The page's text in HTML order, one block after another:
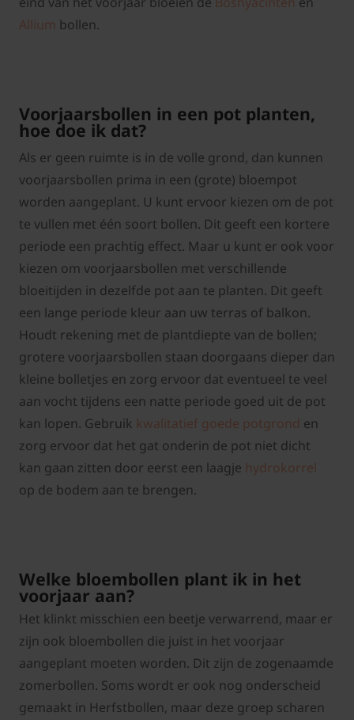
Allium bollen.
Voorjaarsbollen in een pot planten,
hoe doe ik dat?
Als er geen ruimte is in de volle grond, dan kunnen
voorjaarsbollen prima in een (grote) bloempot
worden aangeplant. U kunt ervoor kiezen om de pot
te vullen met één soort bollen. Dit geeft een kortere
periode een prachtig effect. Maar u kunt er ook voor
kiezen om voorjaarsbollen met verschillende
bloeitijden in dezelfde pot aan te planten. Dit geeft
een lange periode kleur aan uw terras of balkon.
Houdt rekening met de plantdiepte van de bollen;
grotere voorjaarsbollen staan doorgaans dieper dan
kleine bolletjes en zorg ervoor dat eventueel te veel
aan vocht tijdens een natte periode goed uit de pot
kan lopen. Gebruik kwalitatief goede potgrond en
zorg ervoor dat het gat onderin de pot niet dicht
kan gaan zitten door eerst een laagje hydrokorrel
op de bodem aan te brengen.
Welke bloembollen plant ik in het
voorjaar aan?
Het klinkt misschien een beetje verwarrend, maar er
zijn ook bloembollen die juist in het voorjaar
aangeplant moeten worden. Dit zijn de zogenaamde
zomerbollen. Soms wordt er ook nog onderscheid
gemaakt in Herfstbollen, maar deze groep scharen